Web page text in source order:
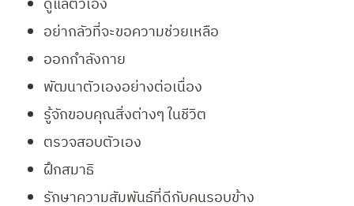
อย่ากลัวที่จะขอความช่วยเหลือ
ออกกำลังกาย
พัฒนาตัวเองอย่างต่อเนื่อง
รู้จักขอบคุณสิ่งต่างๆ ในชีวิต
ตรวจสอบตัวเอง
ฝึกสมาธิ
รักษาความสัมพันธ์ที่ดีกับคนรอบข้าง